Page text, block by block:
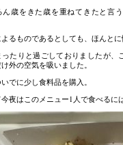
ん歳をきた歳を重ねてきたと言
るものであるとしても、ほんと
ったりと過ごしておりましたが、
外の空気を吸いました。
でに少し食料品を購入。
今夜はこのメニュー1人で食べるに